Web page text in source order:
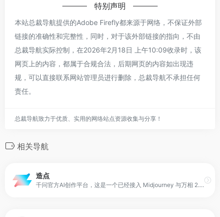
特别声明
本站总裁导航提供的Adobe Firefly都来源于网络，不保证外部
链接的准确性和完整性，同时，对于该外部链接的指向，不由
总裁导航实际控制，在2026年2月18日 上午10:09收录时，该
网页上的内容，都属于合规合法，后期网页的内容如出现违
规，可以直接联系网站管理员进行删除，总裁导航不承担任何
责任。
总裁导航致力于优质、实用的网络站点资源收集与分享！
相关导航
造点
千问官方AI创作平台，这是一个已经接入 Midjourney 与万相 2.5 的 AI 视觉创作平台，旨在让专业 AI 创作更稳定、高效、惊艳。它支持从文本描述生成艺术图像与动态视频，让用户只需简单输入创意描述，就能快速产出高质量视觉作品。